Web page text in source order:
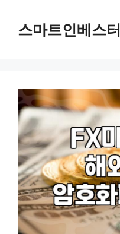
스마트인베스터